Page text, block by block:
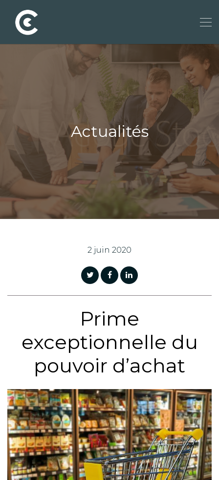
Actualités
2 juin 2020
Prime
exceptionnelle du
pouvoir d’achat